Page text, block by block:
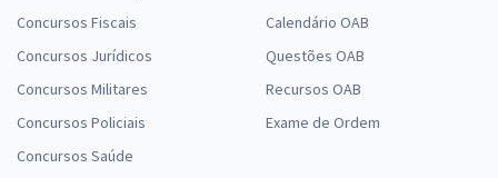
Concursos Fiscais
Concursos Jurídicos
Concursos Militares
Concursos Policiais
Concursos Saúde
Calendário OAB
Questões OAB
Recursos OAB
Exame de Ordem